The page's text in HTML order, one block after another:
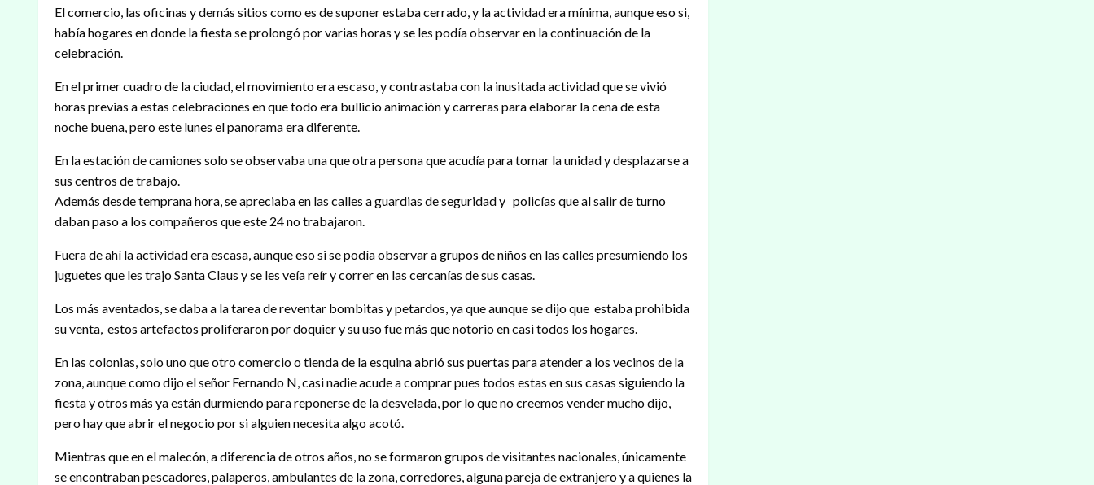
El comercio, las oficinas y demás sitios como es de suponer estaba cerrado, y la actividad era mínima, aunque eso si,
había hogares en donde la fiesta se prolongó por varias horas y se les podía observar en la continuación de la
celebración.
En el primer cuadro de la ciudad, el movimiento era escaso, y contrastaba con la inusitada actividad que se vivió
horas previas a estas celebraciones en que todo era bullicio animación y carreras para elaborar la cena de esta
noche buena, pero este lunes el panorama era diferente.
En la estación de camiones solo se observaba una que otra persona que acudía para tomar la unidad y desplazarse a
sus centros de trabajo.
Además desde temprana hora, se apreciaba en las calles a guardias de seguridad y policías que al salir de turno
daban paso a los compañeros que este 24 no trabajaron.
Fuera de ahí la actividad era escasa, aunque eso si se podía observar a grupos de niños en las calles presumiendo los
juguetes que les trajo Santa Claus y se les veía reír y correr en las cercanías de sus casas.
Los más aventados, se daba a la tarea de reventar bombitas y petardos, ya que aunque se dijo que estaba prohibida
su venta, estos artefactos proliferaron por doquier y su uso fue más que notorio en casi todos los hogares.
En las colonias, solo uno que otro comercio o tienda de la esquina abrió sus puertas para atender a los vecinos de la
zona, aunque como dijo el señor Fernando N, casi nadie acude a comprar pues todos estas en sus casas siguiendo la
fiesta y otros más ya están durmiendo para reponerse de la desvelada, por lo que no creemos vender mucho dijo,
pero hay que abrir el negocio por si alguien necesita algo acotó.
Mientras que en el malecón, a diferencia de otros años, no se formaron grupos de visitantes nacionales, únicamente
se encontraban pescadores, palaperos, ambulantes de la zona, corredores, alguna pareja de extranjero y a quienes la